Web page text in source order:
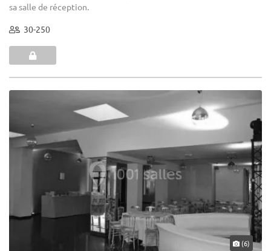
sa salle de réception.
30-250
(6)